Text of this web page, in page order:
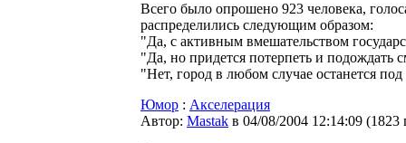
Всего было опрошено 923 человека,
распределились следующим образом:
"Да, с активным вмешательством
"Да, но придется потерпеть и подождать
"Нет, город в любом случае останется
Юмор : Акселерация
Автор: Мastak в 04/08/2004 12:14:09 (1823